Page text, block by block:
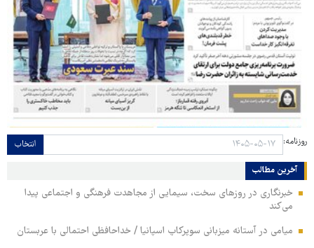
روزنامه: انتخاب
آخرین مطالب
خبرنگاری در روزهای سخت، سیمایی از مجاهدت فرهنگی و اجتماعی پیدا
می‌کند
میامی در آستانه میزبانی سوپرکاپ اسپانیا / خداحافظی احتمالی با عربستان